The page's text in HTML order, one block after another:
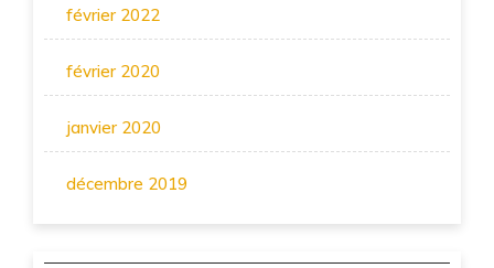
février 2022
février 2020
janvier 2020
décembre 2019